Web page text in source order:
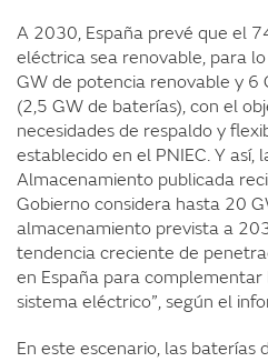
A 2030, España prevé que el
eléctrica sea renovable, para
GW de potencia renovable y 6
(2,5 GW de baterías), con el
necesidades de respaldo y
establecido en el PNIEC. Y así,
Almacenamiento publicada
Gobierno considera hasta 20
almacenamiento prevista a
tendencia creciente de
en España para
sistema eléctrico”, según el
En este escenario, las